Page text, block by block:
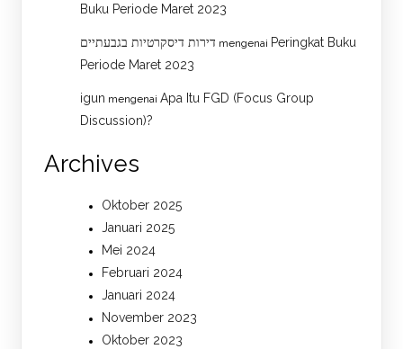
Buku Periode Maret 2023
דירות דיסקרטיות בגבעתיים mengenai Peringkat Buku
Periode Maret 2023
igun mengenai Apa Itu FGD (Focus Group
Discussion)?
Archives
Oktober 2025
Januari 2025
Mei 2024
Februari 2024
Januari 2024
November 2023
Oktober 2023